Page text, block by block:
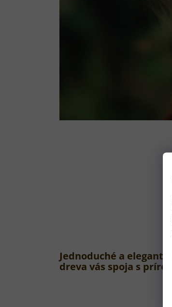
Jednoduché a
dreva vás spoja s